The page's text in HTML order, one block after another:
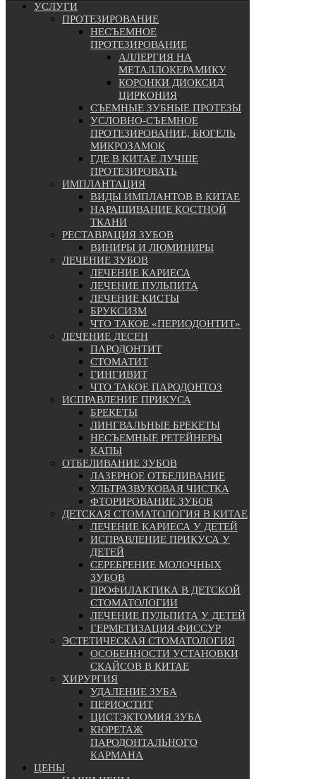
УСЛУГИ
ПРОТЕЗИРОВАНИЕ
НЕСЪЕМНОЕ
ПРОТЕЗИРОВАНИЕ
АЛЛЕРГИЯ НА
МЕТАЛЛОКЕРАМИКУ
КОРОНКИ ДИОКСИД
ЦИРКОНИЯ
СЪЕМНЫЕ ЗУБНЫЕ ПРОТЕЗЫ
УСЛОВНО-СЪЕМНОЕ
ПРОТЕЗИРОВАНИЕ, БЮГЕЛЬ
МИКРОЗАМОК
ГДЕ В КИТАЕ ЛУЧШЕ
ПРОТЕЗИРОВАТЬ
ИМПЛАНТАЦИЯ
ВИДЫ ИМПЛАНТОВ В КИТАЕ
НАРАЩИВАНИЕ КОСТНОЙ
ТКАНИ
РЕСТАВРАЦИЯ ЗУБОВ
ВИНИРЫ И ЛЮМИНИРЫ
ЛЕЧЕНИЕ ЗУБОВ
ЛЕЧЕНИЕ КАРИЕСА
ЛЕЧЕНИЕ ПУЛЬПИТА
ЛЕЧЕНИЕ КИСТЫ
БРУКСИЗМ
ЧТО ТАКОЕ «ПЕРИОДОНТИТ»
ЛЕЧЕНИЕ ДЕСЕН
ПАРОДОНТИТ
СТОМАТИТ
ГИНГИВИТ
ЧТО ТАКОЕ ПАРОДОНТОЗ
ИСПРАВЛЕНИЕ ПРИКУСА
БРЕКЕТЫ
ЛИНГВАЛЬНЫЕ БРЕКЕТЫ
НЕСЪЕМНЫЕ РЕТЕЙНЕРЫ
КАПЫ
ОТБЕЛИВАНИЕ ЗУБОВ
ЛАЗЕРНОЕ ОТБЕЛИВАНИЕ
УЛЬТРАЗВУКОВАЯ ЧИСТКА
ФТОРИРОВАНИЕ ЗУБОВ
ДЕТСКАЯ СТОМАТОЛОГИЯ В КИТАЕ
ЛЕЧЕНИЕ КАРИЕСА У ДЕТЕЙ
ИСПРАВЛЕНИЕ ПРИКУСА У
ДЕТЕЙ
СЕРЕБРЕНИЕ МОЛОЧНЫХ
ЗУБОВ
ПРОФИЛАКТИКА В ДЕТСКОЙ
СТОМАТОЛОГИИ
ЛЕЧЕНИЕ ПУЛЬПИТА У ДЕТЕЙ
ГЕРМЕТИЗАЦИЯ ФИССУР
ЭСТЕТИЧЕСКАЯ СТОМАТОЛОГИЯ
ОСОБЕННОСТИ УСТАНОВКИ
СКАЙСОВ В КИТАЕ
ХИРУРГИЯ
УДАЛЕНИЕ ЗУБА
ПЕРИОСТИТ
ЦИСТЭКТОМИЯ ЗУБА
КЮРЕТАЖ
ПАРОДОНТАЛЬНОГО
КАРМАНА
ЦЕНЫ